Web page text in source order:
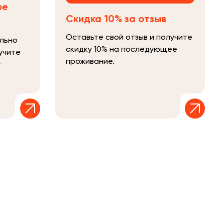
Скидка 10% за отзыв
Оставьте свой отзыв и получите
скидку 10% на последующее
проживание.